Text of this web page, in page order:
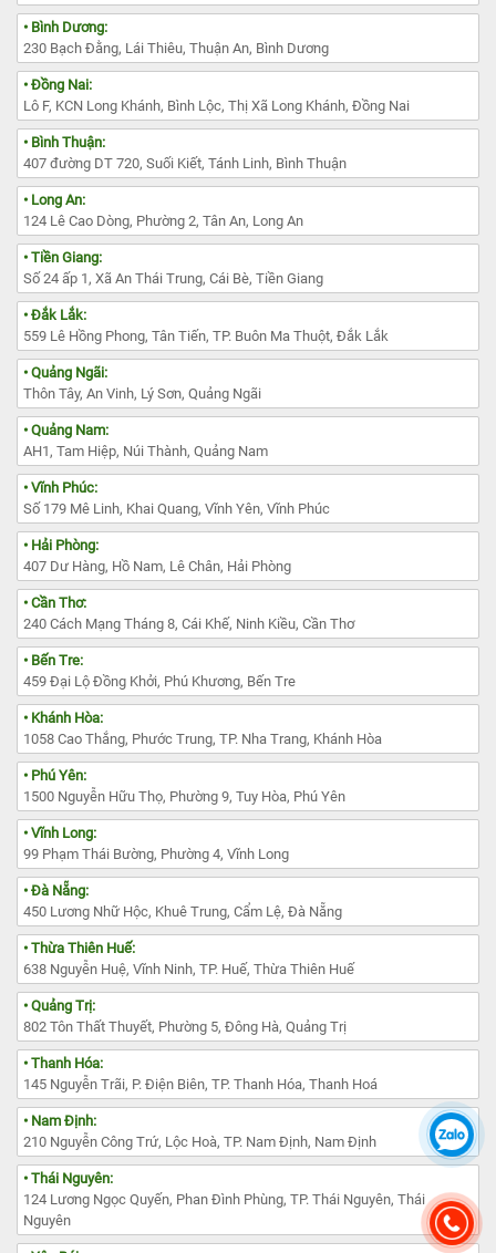
• Bình Dương:
230 Bạch Đằng, Lái Thiêu, Thuận An, Bình Dương
• Đồng Nai:
Lô F, KCN Long Khánh, Bình Lộc, Thị Xã Long Khánh, Đồng Nai
• Bình Thuận:
407 đường DT 720, Suối Kiết, Tánh Linh, Bình Thuận
• Long An:
124 Lê Cao Dòng, Phường 2, Tân An, Long An
• Tiền Giang:
Số 24 ấp 1, Xã An Thái Trung, Cái Bè, Tiền Giang
• Đắk Lắk:
559 Lê Hồng Phong, Tân Tiến, TP. Buôn Ma Thuột, Đắk Lắk
• Quảng Ngãi:
Thôn Tây, An Vinh, Lý Sơn, Quảng Ngãi
• Quảng Nam:
AH1, Tam Hiệp, Núi Thành, Quảng Nam
• Vĩnh Phúc:
Số 179 Mê Linh, Khai Quang, Vĩnh Yên, Vĩnh Phúc
• Hải Phòng:
407 Dư Hàng, Hồ Nam, Lê Chân, Hải Phòng
• Cần Thơ:
240 Cách Mạng Tháng 8, Cái Khế, Ninh Kiều, Cần Thơ
• Bến Tre:
459 Đại Lộ Đồng Khởi, Phú Khương, Bến Tre
• Khánh Hòa:
1058 Cao Thắng, Phước Trung, TP. Nha Trang, Khánh Hòa
• Phú Yên:
1500 Nguyễn Hữu Thọ, Phường 9, Tuy Hòa, Phú Yên
• Vĩnh Long:
99 Phạm Thái Bường, Phường 4, Vĩnh Long
• Đà Nẵng:
450 Lương Nhữ Hộc, Khuê Trung, Cẩm Lệ, Đà Nẵng
• Thừa Thiên Huế:
638 Nguyễn Huệ, Vĩnh Ninh, TP. Huế, Thừa Thiên Huế
• Quảng Trị:
802 Tôn Thất Thuyết, Phường 5, Đông Hà, Quảng Trị
• Thanh Hóa:
145 Nguyễn Trãi, P. Điện Biên, TP. Thanh Hóa, Thanh Hoá
• Nam Định:
210 Nguyễn Công Trứ, Lộc Hoà, TP. Nam Định, Nam Định
• Thái Nguyên:
124 Lương Ngọc Quyến, Phan Đình Phùng, TP. Thái Nguyên, Thái
Nguyên